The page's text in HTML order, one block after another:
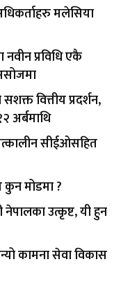
मलेसिया
प्रविधि एकै
वित्तीय प्रदर्शन,
अर्बमाथि
सीईओसहित
कुन मोडमा ?
उत्कृष्ट, यी हुन
कामना सेवा विकास